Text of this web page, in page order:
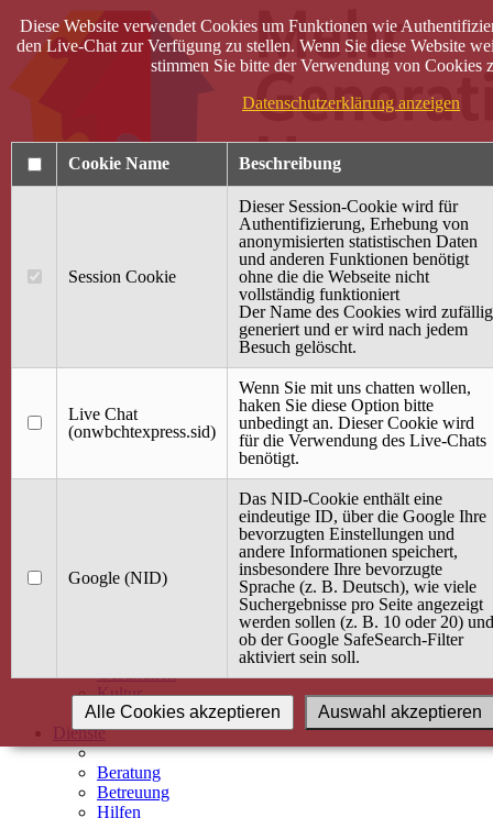
40 Jahre Mütterzentrum
Terminkalender
Gemeinsam aktiv
Gemeinsam unterwegs
wirFAIRändern
Angebot / Kurs suchen
Babybauch & Elternschaft
Gesundheit
Kultur
Alle Kurse
Dienste
Beratung
Betreuung
Hilfen
Diese Website verwendet Cookies um Funktionen wie
den Live-Chat zur Verfügung zu stellen. Wenn Sie diese Website
stimmen Sie bitte der Verwendung von Cookies
Datenschutzerklärung anzeigen
Cookie Name Beschreibung
Session Cookie
Dieser Session-Cookie wird für
Authentifizierung, Erhebung von
anonymisierten statistischen Daten
und anderen Funktionen benötigt
ohne die die Webseite nicht
vollständig funktioniert
Der Name des Cookies wird zufällig
generiert und er wird nach jedem
Besuch gelöscht.
Live Chat
(onwbchtexpress.sid)
Wenn Sie mit uns chatten wollen,
haken Sie diese Option bitte
unbedingt an. Dieser Cookie wird
für die Verwendung des Live-Chats
benötigt.
Google (NID)
Das NID-Cookie enthält eine
eindeutige ID, über die Google Ihre
bevorzugten Einstellungen und
andere Informationen speichert,
insbesondere Ihre bevorzugte
Sprache (z. B. Deutsch), wie viele
Suchergebnisse pro Seite angezeigt
werden sollen (z. B. 10 oder 20) und
ob der Google SafeSearch-Filter
aktiviert sein soll.
Auswahl akzeptieren
Alle Cookies akzeptieren